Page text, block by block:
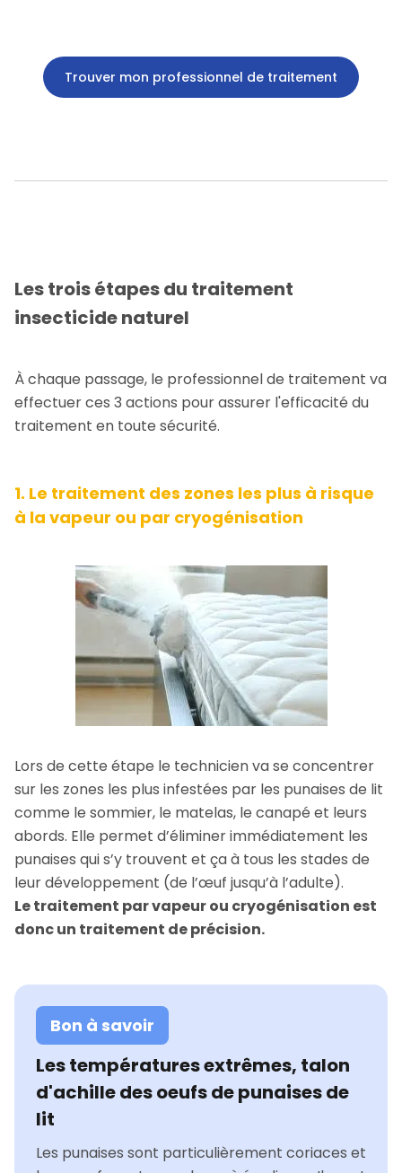
Trouver mon professionnel de traitement
Les trois étapes du traitement
insecticide naturel
À chaque passage, le professionnel de traitement va
effectuer ces 3 actions pour assurer l'efficacité du
traitement en toute sécurité.
1. Le traitement des zones les plus à risque
à la vapeur ou par cryogénisation
Lors de cette étape le technicien va se concentrer
sur les zones les plus infestées par les punaises de lit
comme le sommier, le matelas, le canapé et leurs
abords. Elle permet d’éliminer immédiatement les
punaises qui s’y trouvent et ça à tous les stades de
leur développement (de l’œuf jusqu’à l’adulte).
Le traitement par vapeur ou cryogénisation est
donc un traitement de précision.
Bon à savoir
Les températures extrêmes, talon
d'achille des oeufs de punaises de
lit
Les punaises sont particulièrement coriaces et